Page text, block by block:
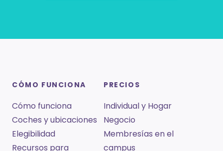
CÓMO FUNCIONA
Cómo funciona
Coches y ubicaciones
Elegibilidad
Recursos para
PRECIOS
Individual y Hogar
Negocio
Membresías en el
campus